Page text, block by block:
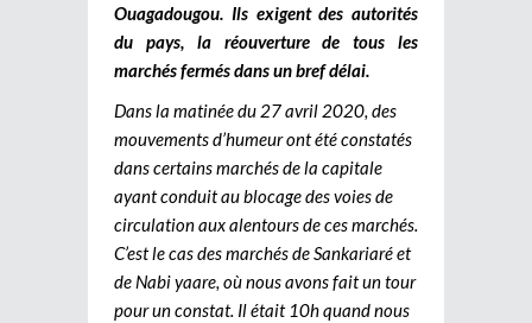
Ouagadougou. Ils exigent des autorités
du pays, la réouverture de tous les
marchés fermés dans un bref délai.
Dans la matinée du 27 avril 2020, des
mouvements d’humeur ont été constatés
dans certains marchés de la capitale
ayant conduit au blocage des voies de
circulation aux alentours de ces marchés.
C’est le cas des marchés de Sankariaré et
de Nabi yaare, où nous avons fait un tour
pour un constat. Il était 10h quand nous